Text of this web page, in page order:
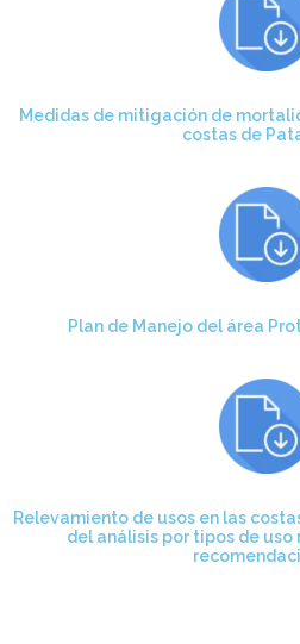
Medidas de mitigación de
costas de
Plan de Manejo del área
Relevamiento de usos en las
del análisis por tipos de uso